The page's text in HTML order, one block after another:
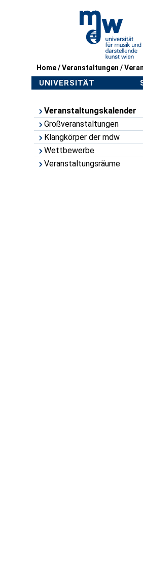
Home/Veranstaltungen /
UNIVERSITÄT
Veranstaltungskalender
Großveranstaltungen
Klangkörper der mdw
Wettbewerbe
Veranstaltungsräume